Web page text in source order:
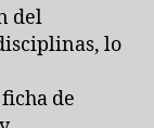
del
lo
de